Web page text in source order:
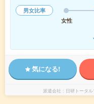
男女比率
女性
気になる!
派遣会社 日研トータ